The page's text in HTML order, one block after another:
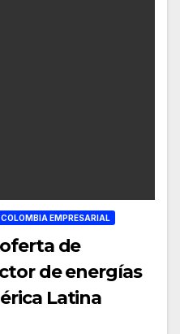
EMPRESARIAL
de
de energías
Latina